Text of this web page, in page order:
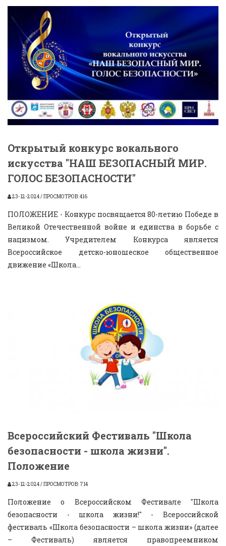
Открытый конкурс вокального
искусства "НАШ БЕЗОПАСНЫЙ МИР.
ГОЛОС БЕЗОПАСНОСТИ"
23-12-2024 / ПРОСМОТРОВ: 416
ПОЛОЖЕНИЕ - Конкурс посвящается 80-летию Победе в
Великой Отечественной войне и единства в борьбе с
нацизмом. Учредителем Конкурса является
Всероссийское детско-юношеское общественное
движение «Школа...
Всероссийский Фестиваль "Школа
безопасности - школа жизни".
Положение
23-12-2024 / ПРОСМОТРОВ: 714
Положение о Всероссийском Фестивале "Школа
безопасности - школа жизни!" - Всероссийской
фестиваль «Школа безопасности – школа жизни» (далее
– Фестиваль) является правопреемником